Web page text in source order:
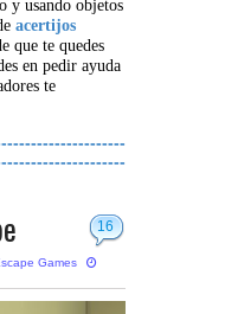
y usando objetos
acertijos
que te quedes
en pedir ayuda
te
16
Games